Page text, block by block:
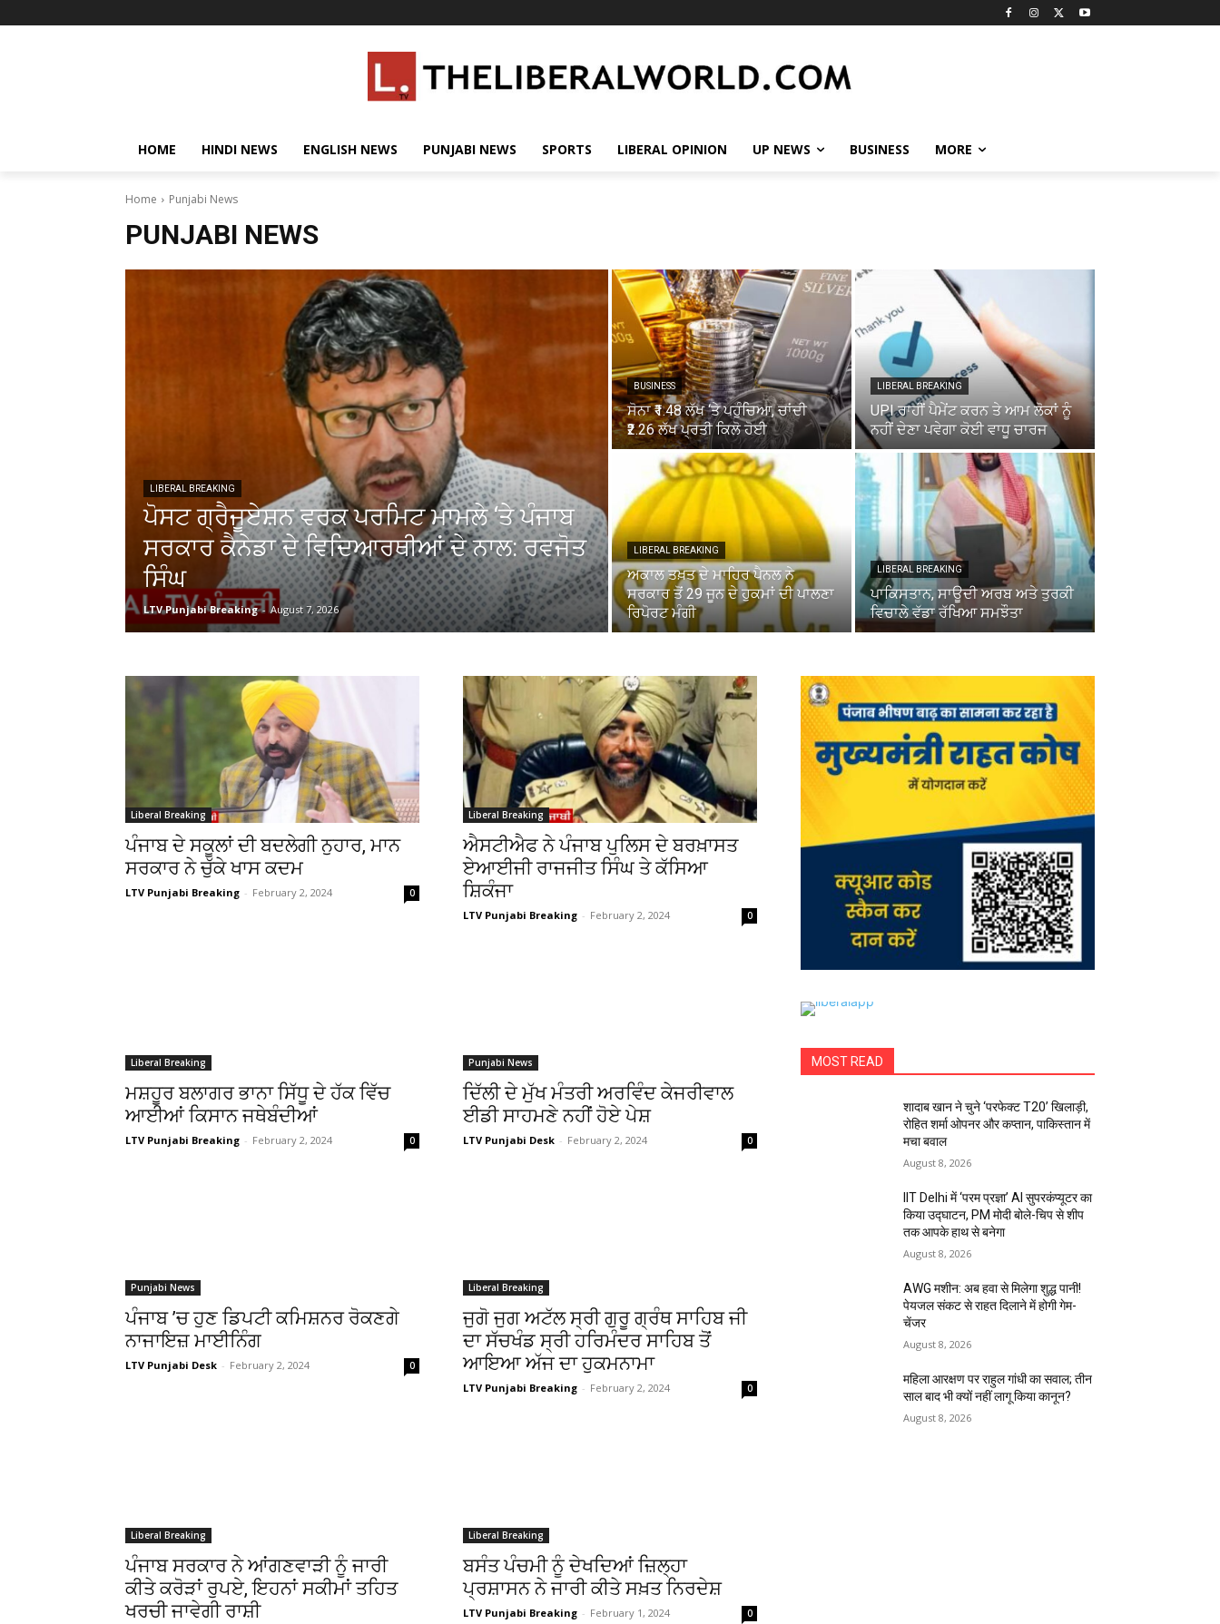
HOME HINDI NEWS ENGLISH NEWS PUNJABI NEWS SPORTS LIBERAL OPINION UP NEWS BUSINESS MORE
Home Punjabi News
PUNJABI NEWS
LIBERAL BREAKING
ਪੋਸਟ ਗ੍ਰੈਜੂਏਸ਼ਨ ਵਰਕ ਪਰਮਿਟ ਮਾਮਲੇ ‘ਤੇ ਪੰਜਾਬ
ਸਰਕਾਰ ਕੈਨੇਡਾ ਦੇ ਵਿਦਿਆਰਥੀਆਂ ਦੇ ਨਾਲ: ਰਵਜੋਤ
ਸਿੰਘ
LTV Punjabi Breaking - August 7, 2026
BUSINESS
ਸੋਨਾ ₹1.48 ਲੱਖ ‘ਤੇ ਪਹੁੰਚਿਆ, ਚਾਂਦੀ
₹2.26 ਲੱਖ ਪ੍ਰਤੀ ਕਿਲੋ ਹੋਈ
LIBERAL BREAKING
UPI ਰਾਹੀਂ ਪੈਮੇਂਟ ਕਰਨ ਤੇ ਆਮ ਲੋਕਾਂ ਨੂੰ
ਨਹੀਂ ਦੇਣਾ ਪਵੇਗਾ ਕੋਈ ਵਾਧੂ ਚਾਰਜ
LIBERAL BREAKING
ਅਕਾਲ ਤਖ਼ਤ ਦੇ ਮਾਹਿਰ ਪੈਨਲ ਨੇ
ਸਰਕਾਰ ਤੋਂ 29 ਜੂਨ ਦੇ ਹੁਕਮਾਂ ਦੀ ਪਾਲਣਾ
ਰਿਪੋਰਟ ਮੰਗੀ
LIBERAL BREAKING
ਪਾਕਿਸਤਾਨ, ਸਾਊਦੀ ਅਰਬ ਅਤੇ ਤੁਰਕੀ
ਵਿਚਾਲੇ ਵੱਡਾ ਰੱਖਿਆ ਸਮਝੌਤਾ
Liberal Breaking
ਪੰਜਾਬ ਦੇ ਸਕੂਲਾਂ ਦੀ ਬਦਲੇਗੀ ਨੁਹਾਰ, ਮਾਨ
ਸਰਕਾਰ ਨੇ ਚੁੱਕੇ ਖਾਸ ਕਦਮ
LTV Punjabi Breaking - February 2, 2024 0
Liberal Breaking
ਐਸਟੀਐਫ ਨੇ ਪੰਜਾਬ ਪੁਲਿਸ ਦੇ ਬਰਖ਼ਾਸਤ
ਏਆਈਜੀ ਰਾਜਜੀਤ ਸਿੰਘ ਤੇ ਕੱਸਿਆ
ਸ਼ਿਕੰਜਾ
LTV Punjabi Breaking - February 2, 2024 0
Liberal Breaking
ਮਸ਼ਹੂਰ ਬਲਾਗਰ ਭਾਨਾ ਸਿੱਧੂ ਦੇ ਹੱਕ ਵਿੱਚ
ਆਈਆਂ ਕਿਸਾਨ ਜਥੇਬੰਦੀਆਂ
LTV Punjabi Breaking - February 2, 2024 0
Punjabi News
ਦਿੱਲੀ ਦੇ ਮੁੱਖ ਮੰਤਰੀ ਅਰਵਿੰਦ ਕੇਜਰੀਵਾਲ
ਈਡੀ ਸਾਹਮਣੇ ਨਹੀਂ ਹੋਏ ਪੇਸ਼
LTV Punjabi Desk - February 2, 2024 0
Punjabi News
ਪੰਜਾਬ ’ਚ ਹੁਣ ਡਿਪਟੀ ਕਮਿਸ਼ਨਰ ਰੋਕਣਗੇ
ਨਾਜਾਇਜ਼ ਮਾਈਨਿੰਗ
LTV Punjabi Desk - February 2, 2024 0
Liberal Breaking
ਜੁਗੋ ਜੁਗ ਅਟੱਲ ਸ੍ਰੀ ਗੁਰੂ ਗ੍ਰੰਥ ਸਾਹਿਬ ਜੀ
ਦਾ ਸੱਚਖੰਡ ਸ੍ਰੀ ਹਰਿਮੰਦਰ ਸਾਹਿਬ ਤੋਂ
ਆਇਆ ਅੱਜ ਦਾ ਹੁਕਮਨਾਮਾ
LTV Punjabi Breaking - February 2, 2024 0
Liberal Breaking
ਪੰਜਾਬ ਸਰਕਾਰ ਨੇ ਆਂਗਣਵਾੜੀ ਨੂੰ ਜਾਰੀ
ਕੀਤੇ ਕਰੋੜਾਂ ਰੁਪਏ, ਇਹਨਾਂ ਸਕੀਮਾਂ ਤਹਿਤ
ਖਰਚੀ ਜਾਵੇਗੀ ਰਾਸ਼ੀ
Liberal Breaking
ਬਸੰਤ ਪੰਚਮੀ ਨੂੰ ਦੇਖਦਿਆਂ ਜ਼ਿਲ੍ਹਾ
ਪ੍ਰਸ਼ਾਸਨ ਨੇ ਜਾਰੀ ਕੀਤੇ ਸਖ਼ਤ ਨਿਰਦੇਸ਼
LTV Punjabi Breaking - February 1, 2024 0
MOST READ
शादाब खान ने चुने ‘परफेक्ट T20’ खिलाड़ी,
रोहित शर्मा ओपनर और कप्तान, पाकिस्तान में
मचा बवाल
August 8, 2026
IIT Delhi में ‘परम प्रज्ञा’ AI सुपरकंप्यूटर का
किया उद्घाटन, PM मोदी बोले-चिप से शीप
तक आपके हाथ से बनेगा
August 8, 2026
AWG मशीन: अब हवा से मिलेगा शुद्ध पानी!
पेयजल संकट से राहत दिलाने में होगी गेम-
चेंजर
August 8, 2026
महिला आरक्षण पर राहुल गांधी का सवाल; तीन
साल बाद भी क्यों नहीं लागू किया कानून?
August 8, 2026